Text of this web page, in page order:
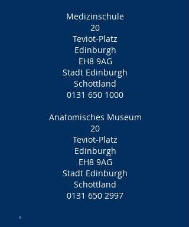
Medizinschule
20
Teviot-Platz
Edinburgh
EH8 9AG
Stadt Edinburgh
Schottland
0131 650 1000
Anatomisches Museum
20
Teviot-Platz
Edinburgh
EH8 9AG
Stadt Edinburgh
Schottland
0131 650 2997